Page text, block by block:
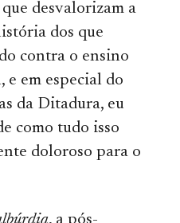
desvalorizam a
dos que
contra o ensino
em especial do
da Ditadura, eu
como tudo isso
doloroso para o